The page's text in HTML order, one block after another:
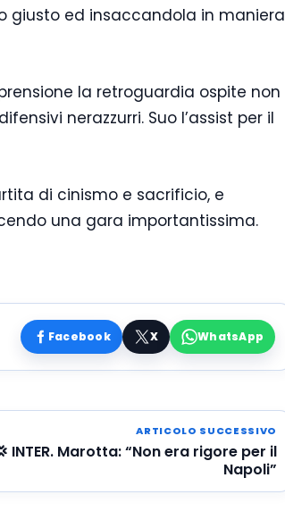
giusto ed insaccandola in maniera
la retroguardia ospite non
nerazzurri. Suo l’assist per il
di cinismo e sacrificio, e
una gara importantissima.
Facebook X WhatsApp
ARTICOLO SUCCESSIVO
INTER. Marotta: “Non era rigore per il
Napoli”